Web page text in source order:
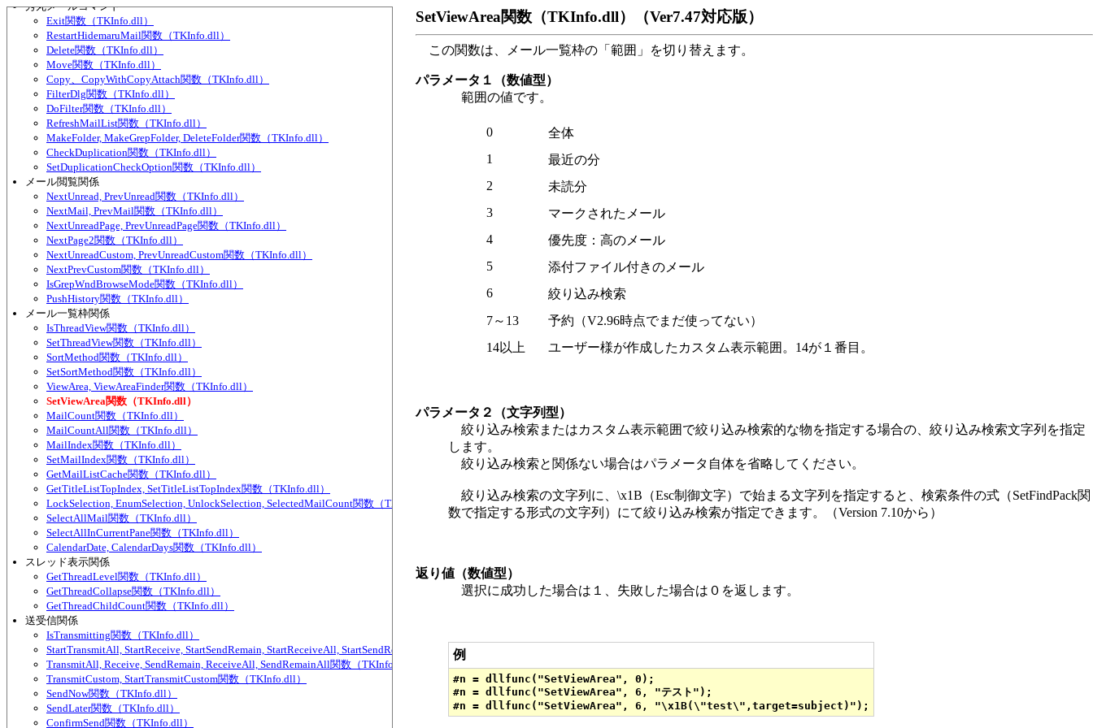
秀丸メールコマンド
Exit関数（TKInfo.dll）
RestartHidemaruMail関数（TKInfo.dll）
Delete関数（TKInfo.dll）
Move関数（TKInfo.dll）
Copy、CopyWithCopyAttach関数（TKInfo.dll）
FilterDlg関数（TKInfo.dll）
DoFilter関数（TKInfo.dll）
RefreshMailList関数（TKInfo.dll）
MakeFolder, MakeGrepFolder, DeleteFolder関数（TKInfo.dll）
CheckDuplication関数（TKInfo.dll）
SetDuplicationCheckOption関数（TKInfo.dll）
メール閲覧関係
NextUnread, PrevUnread関数（TKInfo.dll）
NextMail, PrevMail関数（TKInfo.dll）
NextUnreadPage, PrevUnreadPage関数（TKInfo.dll）
NextPage2関数（TKInfo.dll）
NextUnreadCustom, PrevUnreadCustom関数（TKInfo.dll）
NextPrevCustom関数（TKInfo.dll）
IsGrepWndBrowseMode関数（TKInfo.dll）
PushHistory関数（TKInfo.dll）
メール一覧枠関係
IsThreadView関数（TKInfo.dll）
SetThreadView関数（TKInfo.dll）
SortMethod関数（TKInfo.dll）
SetSortMethod関数（TKInfo.dll）
ViewArea, ViewAreaFinder関数（TKInfo.dll）
SetViewArea関数（TKInfo.dll）
MailCount関数（TKInfo.dll）
MailCountAll関数（TKInfo.dll）
MailIndex関数（TKInfo.dll）
SetMailIndex関数（TKInfo.dll）
GetMailListCache関数（TKInfo.dll）
GetTitleListTopIndex, SetTitleListTopIndex関数（TKInfo.dll）
LockSelection, EnumSelection, UnlockSelection, SelectedMailCount関数（TKInfo.dll）
SelectAllMail関数（TKInfo.dll）
SelectAllInCurrentPane関数（TKInfo.dll）
CalendarDate, CalendarDays関数（TKInfo.dll）
スレッド表示関係
GetThreadLevel関数（TKInfo.dll）
GetThreadCollapse関数（TKInfo.dll）
GetThreadChildCount関数（TKInfo.dll）
送受信関係
IsTransmitting関数（TKInfo.dll）
StartTransmitAll, StartReceive, StartSendRemain, StartReceiveAll, StartSendRemainAll関数（TKInfo.dll）
TransmitAll, Receive, SendRemain, ReceiveAll, SendRemainAll関数（TKInfo.dll）
TransmitCustom, StartTransmitCustom関数（TKInfo.dll）
SendNow関数（TKInfo.dll）
SendLater関数（TKInfo.dll）
ConfirmSend関数（TKInfo.dll）
SetViewArea関数（TKInfo.dll）（Ver7.47対応版）
この関数は、メール一覧枠の「範囲」を切り替えます。
パラメータ１（数値型）
範囲の値です。
0
全体
1
最近の分
2
未読分
3
マークされたメール
4
優先度：高のメール
5
添付ファイル付きのメール
6
絞り込み検索
7～13
予約（V2.96時点でまだ使ってない）
14以上
ユーザー様が作成したカスタム表示範囲。14が１番目。
パラメータ２（文字列型）
絞り込み検索またはカスタム表示範囲で絞り込み検索的な物を指定する場合の、絞り込み検索文字列を指定
します。
絞り込み検索と関係ない場合はパラメータ自体を省略してください。
絞り込み検索の文字列に、\x1B（Esc制御文字）で始まる文字列を指定すると、検索条件の式（SetFindPack関
数で指定する形式の文字列）にて絞り込み検索が指定できます。（Version 7.10から）
返り値（数値型）
選択に成功した場合は１、失敗した場合は０を返します。
例
#n = dllfunc("SetViewArea", 0);
#n = dllfunc("SetViewArea", 6, "テスト");